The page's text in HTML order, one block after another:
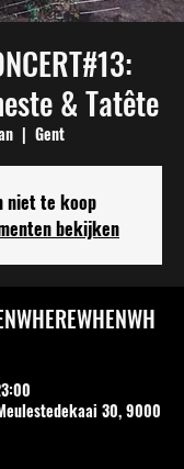
& Tatête
  |
Gent
niet te koop
bekijken
30, 9000